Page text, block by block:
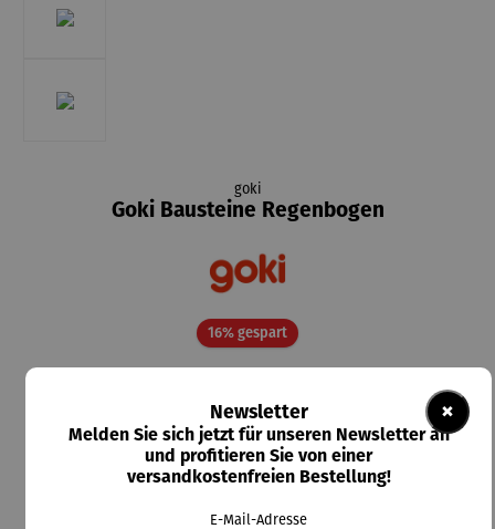
goki
Goki Bausteine Regenbogen
16% gespartRabatt
UVP59,00 €
Preise inkl. MwSt. zzgl. Versandkosten
×
Newsletter
Melden Sie sich jetzt für unseren Newsletter an
und profitieren Sie von einer
versandkostenfreien Bestellung!
E-Mail-Adresse